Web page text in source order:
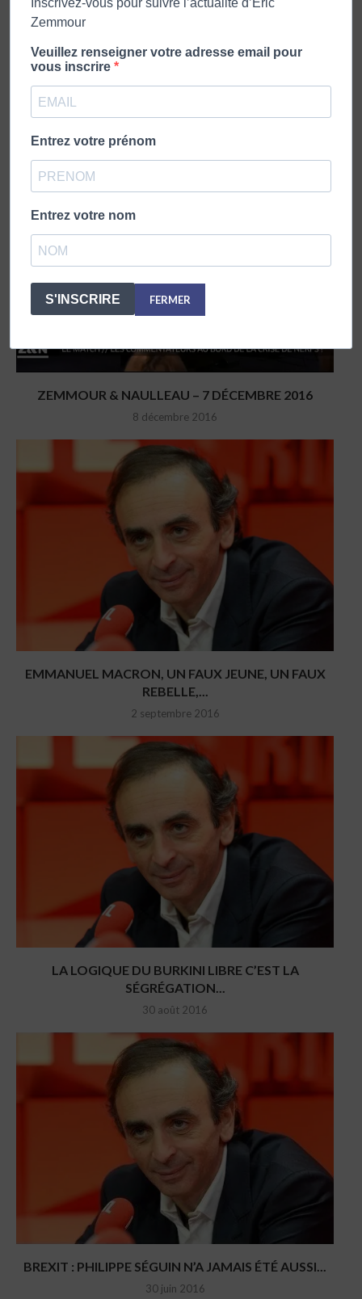
ZEMMOUR & NAULLEAU – 25 MARS 2020
26 mars 2020
ZEMMOUR & NAULLEAU – 7 DÉCEMBRE 2016
8 décembre 2016
EMMANUEL MACRON, UN FAUX JEUNE, UN FAUX
REBELLE,...
2 septembre 2016
LA LOGIQUE DU BURKINI LIBRE C’EST LA
SÉGRÉGATION...
30 août 2016
BREXIT : PHILIPPE SÉGUIN N’A JAMAIS ÉTÉ AUSSI...
30 juin 2016
Inscrivez-vous pour suivre l’actualité d’Eric
Zemmour
Veuillez renseigner votre adresse email pour
vous inscrire
Entrez votre prénom
Entrez votre nom
S'INSCRIRE FERMER